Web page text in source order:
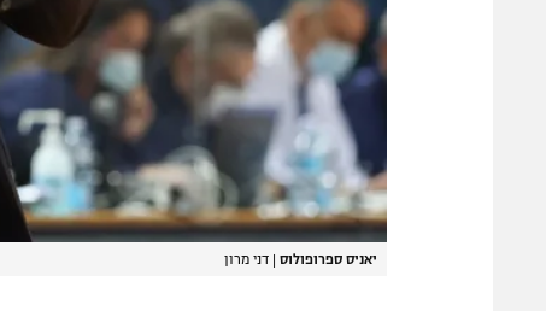
יאניס ספרופולוס | דני מרון